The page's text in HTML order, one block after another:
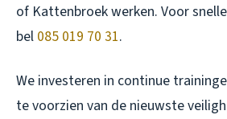
of Kattenbroek werken. Voor
bel 085 019 70 31.
We investeren in continue
te voorzien van de nieuwste